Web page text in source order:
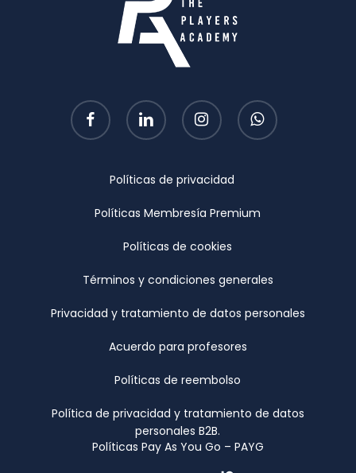
facebook linkedin instagram whatsapp
Políticas de privacidad
Políticas Membresía Premium
Políticas de cookies
Términos y condiciones generales
Privacidad y tratamiento de datos personales
Acuerdo para profesores
Políticas de reembolso
Política de privacidad y tratamiento de datos
personales B2B.
Políticas Pay As You Go – PAYG